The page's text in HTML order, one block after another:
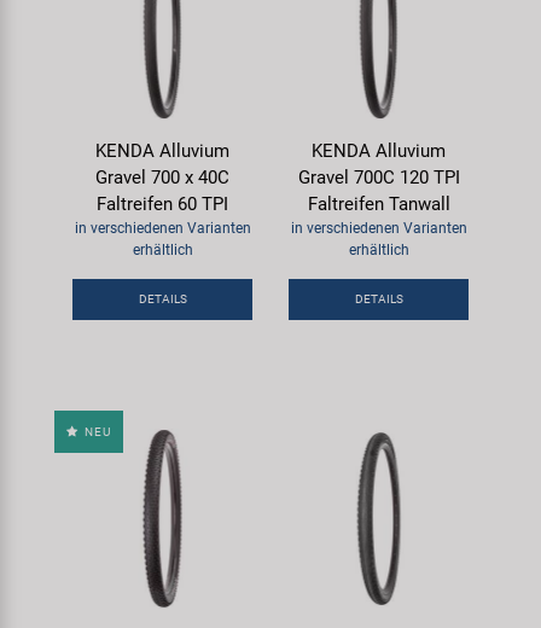
KENDA Alluvium
Gravel 700 x 40C
Faltreifen 60 TPI
in verschiedenen Varianten
erhältlich
DETAILS
KENDA Alluvium
Gravel 700C 120 TPI
Faltreifen Tanwall
in verschiedenen Varianten
erhältlich
DETAILS
NEU